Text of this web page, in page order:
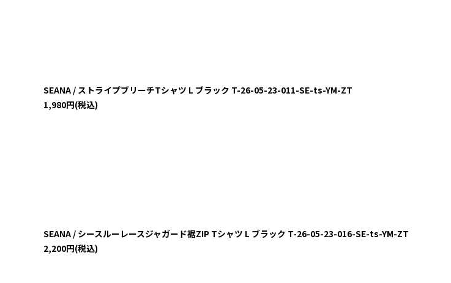
SEANA / ストライプブリーチTシャツ L ブラック T-26-05-23-011-SE-ts-YM-ZT
1,980円(税込)
SEANA / シースルーレースジャガード裾ZIP Tシャツ L ブラック T-26-05-23-016-SE-ts-YM-ZT
2,200円(税込)